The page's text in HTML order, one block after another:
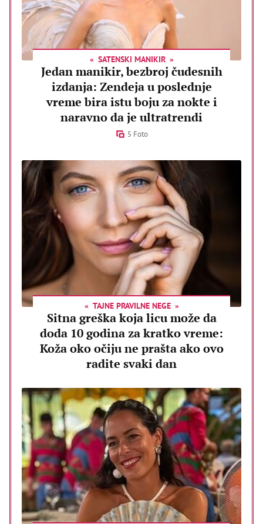
SATENSKI MANIKIR
Jedan manikir, bezbroj čudesnih
izdanja: Zendeja u poslednje
vreme bira istu boju za nokte i
naravno da je ultratrendi
5 Foto
TAJNE PRAVILNE NEGE
Sitna greška koja licu može da
doda 10 godina za kratko vreme:
Koža oko očiju ne prašta ako ovo
radite svaki dan